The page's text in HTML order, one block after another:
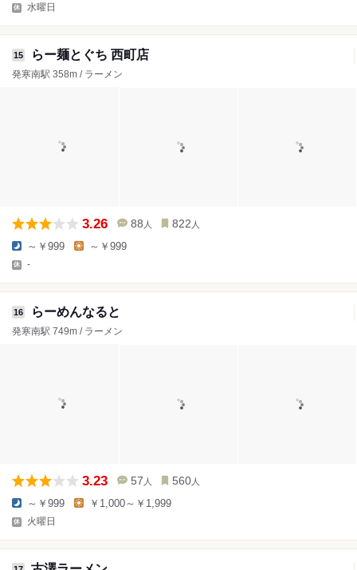
水曜日
15 らー麺とぐち 西町店
発寒南駅 358m / ラーメン
3.26 88 人 822 人
～￥999 ～￥999
-
16 らーめんなると
発寒南駅 749m / ラーメン
3.23 57 人 560 人
～￥999 ￥1,000～￥1,999
火曜日